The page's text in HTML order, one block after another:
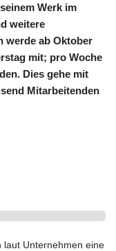
Werk im
weitere
werde ab Oktober
mit; pro Woche
Dies gehe mit
Mitarbeitenden
laut Unternehmen eine